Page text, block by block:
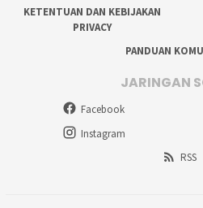
KETENTUAN DAN KEBIJAKAN
PRIVACY
PANDUAN
JARINGAN
Facebook
Instagram
RSS